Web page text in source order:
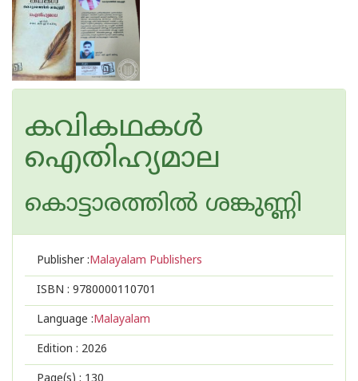
കവികഥകൾ
ഐതിഹ്യമാല
കൊട്ടാരത്തില്‍ ശങ്കുണ്ണി
Publisher :Malayalam Publishers
ISBN : 9780000110701
Language :Malayalam
Edition : 2026